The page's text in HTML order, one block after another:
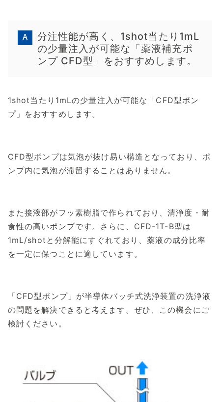
分注性能が高く、1shot当たり1mL
の少量注入が可能な「薬液補充ポ
ンプ CFD型」をおすすめします。
1shot当たり1mLの少量注入が可能な「CFD型ポン
プ」をおすすめします。
CFD型ポンプは気泡が抜け易い構造となっており、ポ
ンプ内に気泡が滞留することはありません。
また接液部がフッ素樹脂で作られており、清浄度・耐
食性の高いポンプです。さらに、CFD-1T-B型は
1mL/shotと分解能にすぐれており、薬液の成分比率
を一定に保つことに適しています。
「CFD型ポンプ」が半導体バッチ式洗浄装置の洗浄液
の問題を解決できると考えます。ぜひ、この機会にご
検討ください。